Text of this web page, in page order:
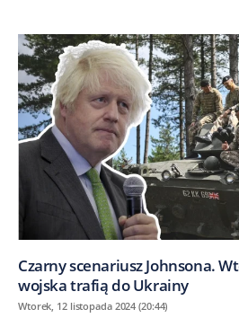
Czarny scenariusz Johnsona.
wojska trafią do Ukrainy
Wtorek, 12 listopada 2024 (20:44)